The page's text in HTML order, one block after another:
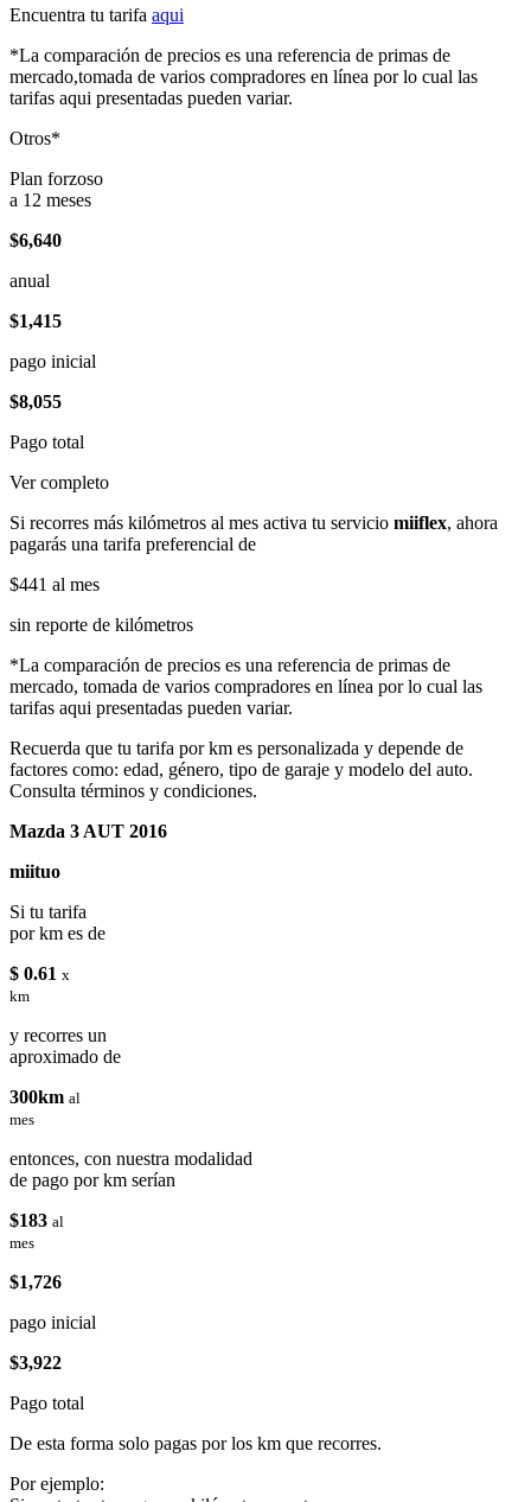
Encuentra tu tarifa aqui
*La comparación de precios es una referencia de primas de
mercado,tomada de varios compradores en línea por lo cual las
tarifas aqui presentadas pueden variar.
Otros*
Plan forzoso
a 12 meses
$6,640
anual
$1,415
pago inicial
$8,055
Pago total
Ver completo
Si recorres más kilómetros al mes activa tu servicio miiflex, ahora
pagarás una tarifa preferencial de
$441 al mes
sin reporte de kilómetros
*La comparación de precios es una referencia de primas de
mercado, tomada de varios compradores en línea por lo cual las
tarifas aqui presentadas pueden variar.
Recuerda que tu tarifa por km es personalizada y depende de
factores como: edad, género, tipo de garaje y modelo del auto.
Consulta términos y condiciones.
Mazda 3 AUT 2016
miituo
Si tu tarifa
por km es de
$ 0.61 x
km
y recorres un
aproximado de
300km al
mes
entonces, con nuestra modalidad
de pago por km serían
$183 al
mes
$1,726
pago inicial
$3,922
Pago total
De esta forma solo pagas por los km que recorres.
Por ejemplo: